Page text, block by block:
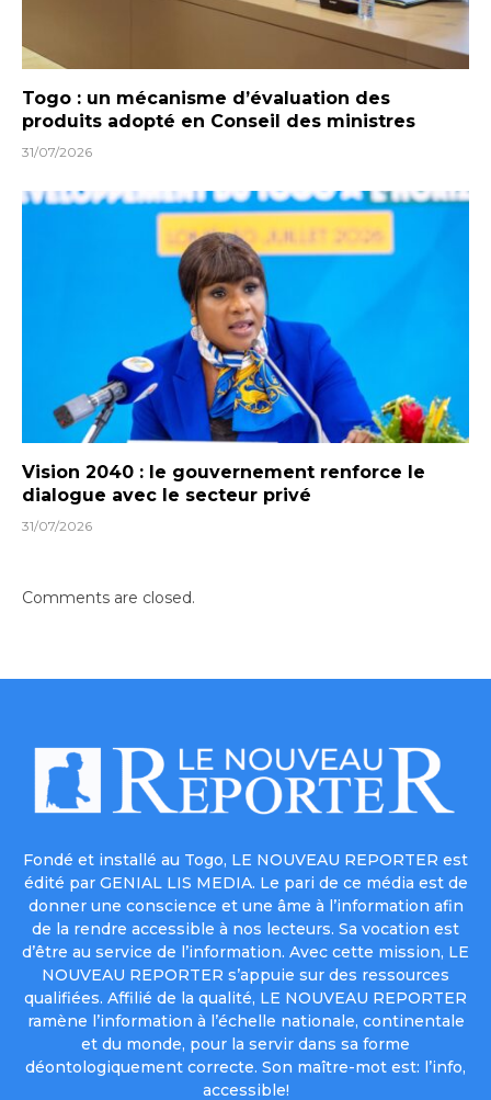
Togo : un mécanisme d’évaluation des
produits adopté en Conseil des ministres
31/07/2026
Vision 2040 : le gouvernement renforce le
dialogue avec le secteur privé
31/07/2026
Comments are closed.
Fondé et installé au Togo, LE NOUVEAU REPORTER est
édité par GENIAL LIS MEDIA. Le pari de ce média est de
donner une conscience et une âme à l’information afin
de la rendre accessible à nos lecteurs. Sa vocation est
d’être au service de l’information. Avec cette mission, LE
NOUVEAU REPORTER s’appuie sur des ressources
qualifiées. Affilié de la qualité, LE NOUVEAU REPORTER
ramène l’information à l’échelle nationale, continentale
et du monde, pour la servir dans sa forme
déontologiquement correcte. Son maître-mot est: l’info,
accessible!